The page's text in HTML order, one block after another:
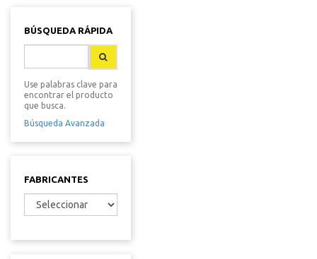
BÚSQUEDA RÁPIDA
Use palabras clave para
encontrar el producto
que busca.
Búsqueda Avanzada
FABRICANTES